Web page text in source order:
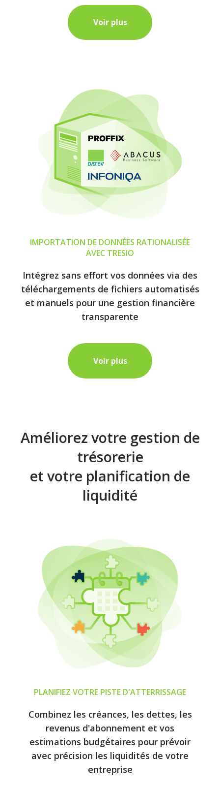
Voir plus
IMPORTATION DE DONNÉES RATIONALISÉE
AVEC TRESIO
Intégrez sans effort vos données via des
téléchargements de fichiers automatisés
et manuels pour une gestion financière
transparente
Voir plus
Améliorez votre gestion de
trésorerie
et votre planification de
liquidité
PLANIFIEZ VOTRE PISTE D'ATTERRISSAGE
Combinez les créances, les dettes, les
revenus d'abonnement et vos
estimations budgétaires pour prévoir
avec précision les liquidités de votre
entreprise